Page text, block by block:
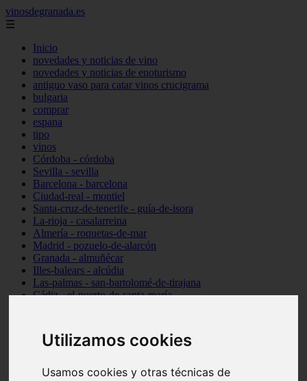
Utilizamos cookies
Usamos cookies y otras técnicas de
vinosdegranada.es
☰
Inicio
novedades y noticias de vino
novedades y noticias de enoturismo
antiguo vaso para catar vinos crucigrama
bulgaria
comprar
espana
tipo
vinos
Córdoba - córdoba
Sevilla - sevilla
Barcelona - barcelona
Ciudad-real - montiel
Santa-cruz-de-tenerife - guía-de-isora
La-rioja - casalarreina
Almería - roquetas-de-mar
Madrid - pozuelo-de-alarcón
Granada - almuñécar
Illes-balears - alcúdia
Las-palmas - san-bartolomé-de-tirajana
Cádiz - el-puerto-de-santa-maría
Santa-cruz-de-tenerife - los-llanos-de-aridane
Cantabria - suances
Granada - monachil